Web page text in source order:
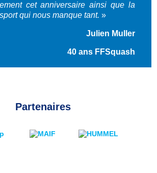
cet anniversaire ainsi que la
qui nous manque tant. »
Julien Muller
Partenaires